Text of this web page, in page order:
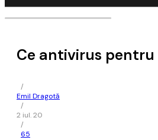
Ce antivirus
/
Emil Dragotă
/
2 iul. 20
/
65